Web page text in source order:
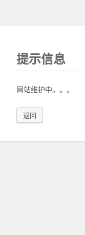
提示信息
网站维护中。。。
返回